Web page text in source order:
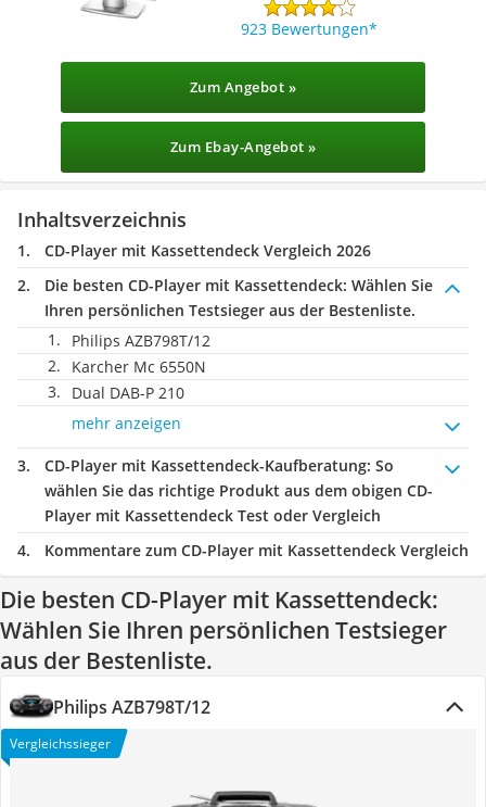
923 Bewertungen
Zum Angebot »
Zum Ebay-Angebot »
Inhaltsverzeichnis
CD-Player mit Kassettendeck Vergleich 2026
Die besten CD-Player mit Kassettendeck: Wählen Sie
Ihren persönlichen Testsieger aus der Bestenliste.
Philips AZB798T/12
Karcher Mc 6550N
Dual DAB-P 210
mehr anzeigen
CD-Player mit Kassettendeck-Kaufberatung: So
wählen Sie das richtige Produkt aus dem obigen CD-
Player mit Kassettendeck Test oder Vergleich
Kommentare zum CD-Player mit Kassettendeck Vergleich
Die besten CD-Player mit Kassettendeck:
Wählen Sie Ihren persönlichen Testsieger
aus der Bestenliste.
Philips AZB798T/12
Vergleichssieger